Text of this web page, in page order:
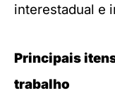
interestadual e
Principais
trabalho